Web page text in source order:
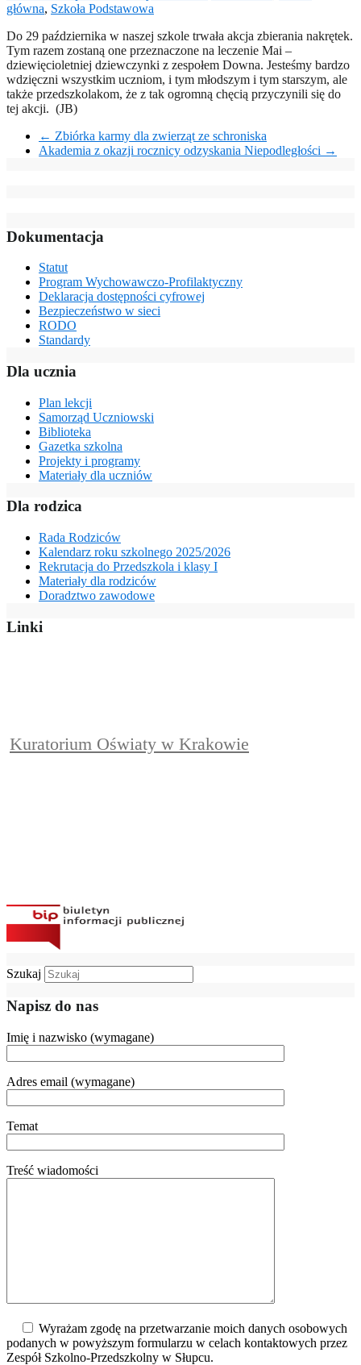
główna, Szkoła Podstawowa
Do 29 października w naszej szkole trwała akcja zbierania nakrętek.
Tym razem zostaną one przeznaczone na leczenie Mai –
dziewięcioletniej dziewczynki z zespołem Downa. Jesteśmy bardzo
wdzięczni wszystkim uczniom, i tym młodszym i tym starszym, ale
także przedszkolakom, że z tak ogromną chęcią przyczynili się do
tej akcji. (JB)
← Zbiórka karmy dla zwierząt ze schroniska
Akademia z okazji rocznicy odzyskania Niepodległości →
Dokumentacja
Statut
Program Wychowawczo-Profilaktyczny
Deklaracja dostępności cyfrowej
Bezpieczeństwo w sieci
RODO
Standardy
Dla ucznia
Plan lekcji
Samorząd Uczniowski
Biblioteka
Gazetka szkolna
Projekty i programy
Materiały dla uczniów
Dla rodzica
Rada Rodziców
Kalendarz roku szkolnego 2025/2026
Rekrutacja do Przedszkola i klasy I
Materiały dla rodziców
Doradztwo zawodowe
Linki
Kuratorium Oświaty w Krakowie
Szukaj
Napisz do nas
Imię i nazwisko (wymagane)
Adres email (wymagane)
Temat
Treść wiadomości
Wyrażam zgodę na przetwarzanie moich danych osobowych
podanych w powyższym formularzu w celach kontaktowych przez
Zespół Szkolno-Przedszkolny w Słupcu.